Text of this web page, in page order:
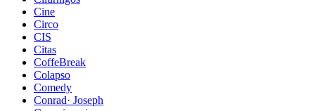
Cine
Circo
CIS
Citas
CoffeBreak
Colapso
Comedy
Conrad· Joseph